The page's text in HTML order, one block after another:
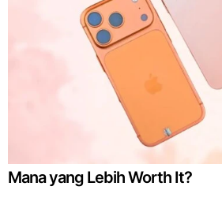
Mana yang Lebih Worth It?